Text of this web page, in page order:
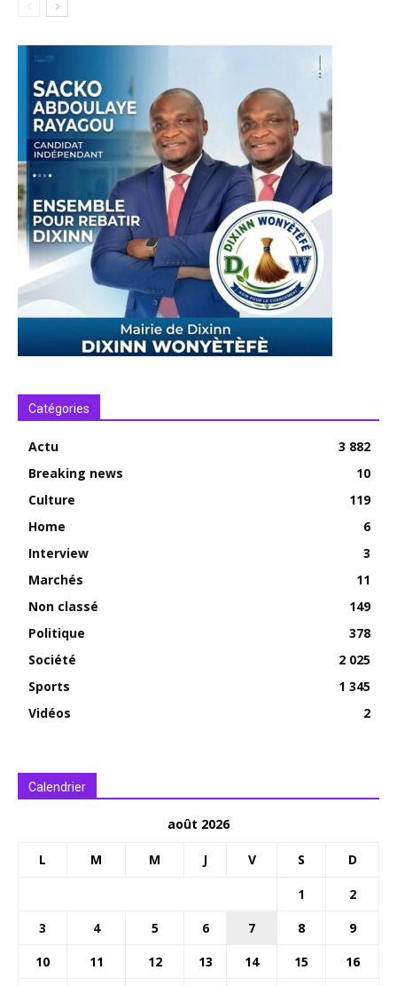
Catégories
Actu
3 882
Breaking news
10
Culture
119
Home
6
Interview
3
Marchés
11
Non classé
149
Politique
378
Société
2 025
Sports
1 345
Vidéos
2
Calendrier
août 2026
L M M J V S D
1
2
3
4 5 6 7 8
9
10
11 12 13 14 15
16